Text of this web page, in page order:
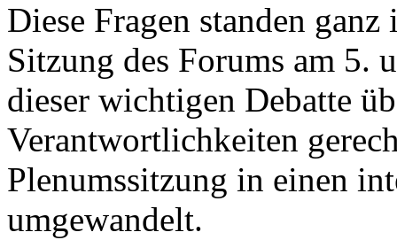
Diese Fragen standen
Sitzung des Forums am 5.
dieser wichtigen Debatte
Verantwortlichkeiten
Plenumssitzung in einen
umgewandelt.